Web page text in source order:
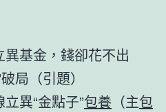
基金，錢卻花不出
局（引題）
異“金點子”包養 （主包